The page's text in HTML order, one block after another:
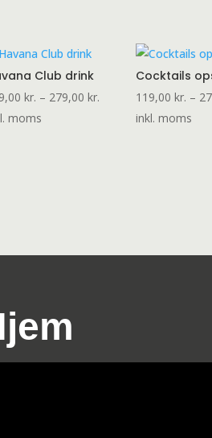
Club drink
kr. – 279,00kr. Prisinterval:
119,00 kr.
moms
Cocktails
119,00kr. –
inkl. moms